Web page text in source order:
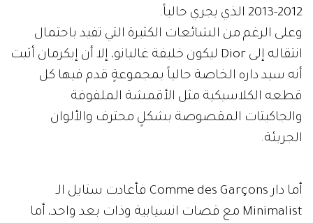
2012-2013 الذي يجري حالياً.
وعلى الرغم من الشائعات الكثيرة التي تفيد باحتمال
انتقاله إلى Dior ليكون خليفة غاليانو، إلا أن إيكرمان أثبت
أنه سيد داره الخاصة حالياً بمجموعةٍ قدم فيها كل
قطعه الكلاسيكية مثل الأقمشة الملفوفة
والجاكيتات المقصوصة بشكلٍ محترف والألوان
الجريئة.
أما دار Comme des Garçons فأعادت ستايل الـ
Minimalist مع قصات انسيابية وذات بعد واحد، أما